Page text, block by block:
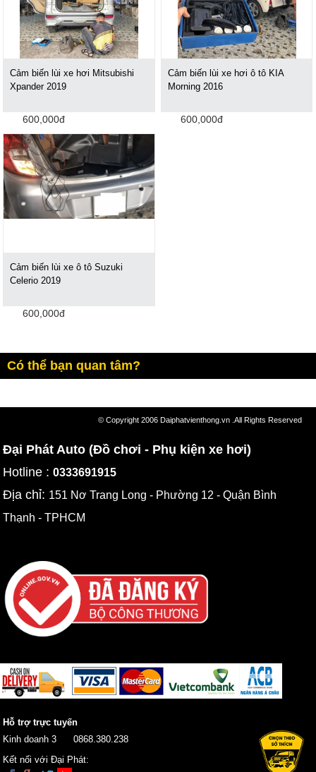
Cảm biến lùi xe hơi Mitsubishi
Xpander 2019
600,000đ
Cảm biến lùi xe hơi ô tô KIA
Morning 2016
600,000đ
Cảm biến lùi xe ô tô Suzuki
Celerio 2019
600,000đ
Có thể bạn quan tâm?
© Copyright 2006 Daiphatvienthong.vn .All Rights Reserved
Đại Phát Auto (Đồ chơi - Phụ kiện xe hơi)
Hotline :0333691915
Địa chỉ: 151 Nơ Trang Long - Phường 12 - Quận Bình
Thạnh - TPHCM
Hỗ trợ trực tuyến
Kinh doanh 3
0868.380.238
Kết nối với Đại Phát: